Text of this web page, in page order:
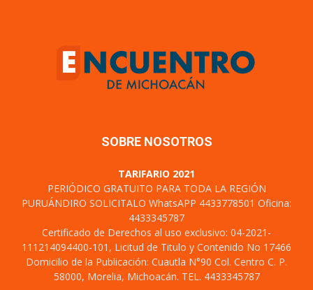
SOBRE NOSOTROS
TARIFARIO 2021
PERIÓDICO GRATUITO PARA TODA LA REGIÓN
PURUÁNDIRO SOLICITALO WhatsAPP 4433778501 Oficina:
4433345787
Certificado de Derechos al uso exclusivo: 04-2021-
111214094400-101, Licitud de Titulo y Contenido No 17466
Domicilio de la Publicación: Cuautla N°90 Col. Centro C. P.
58000, Morelia, Michoacán. TEL. 4433345787